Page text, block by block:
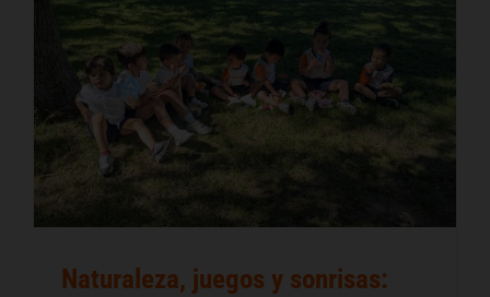
Naturaleza, juegos y sonrisas: